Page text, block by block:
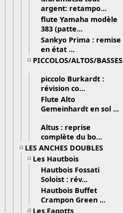
argent: retampo...
flute Yamaha modèle
383 (patte...
Sankyo Prima : remise
en état ...
PICCOLOS/ALTOS/BASSES
piccolo Burkardt :
révision co...
Flute Alto
Gemeinhardt en sol ...
Altus : reprise
complète du bo...
LES ANCHES DOUBLES
Les Hautbois
Hautbois Fossati
Soloist : rév...
Hautbois Buffet
Crampon Green ...
Les Fagotts